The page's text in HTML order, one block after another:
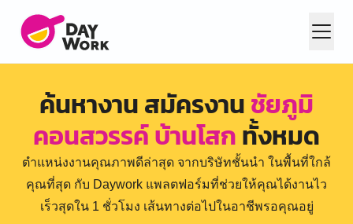
ค้นหางาน สมัครงานชัยภูมิ
คอนสวรรค์ บ้านโสกทั้งหมด
ตำแหน่งงานคุณภาพดีล่าสุด จากบริษัทชั้นนำ ในพื้นที่ใกล้
คุณที่สุด กับ Daywork แพลตฟอร์มที่ช่วยให้คุณได้งานไว
เร็วสุดใน 1 ชั่วโมง เส้นทางต่อไปในอาชีพรอคุณอยู่